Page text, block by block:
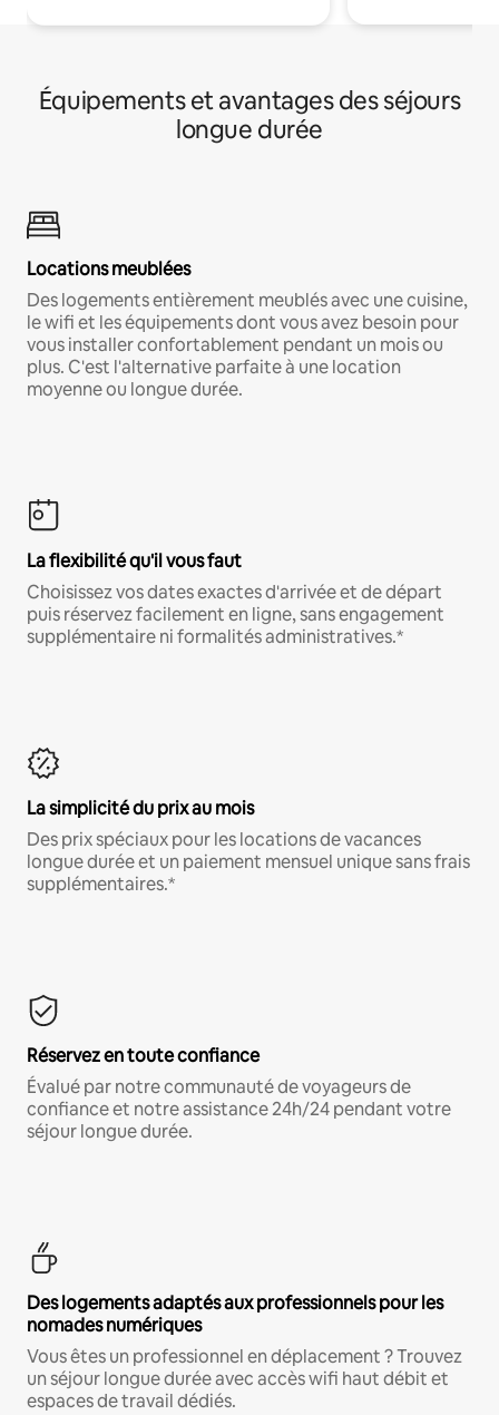
Équipements et avantages des séjours
longue durée
Locations meublées
Des logements entièrement meublés avec une cuisine,
le wifi et les équipements dont vous avez besoin pour
vous installer confortablement pendant un mois ou
plus. C'est l'alternative parfaite à une location
moyenne ou longue durée.
La flexibilité qu'il vous faut
Choisissez vos dates exactes d'arrivée et de départ
puis réservez facilement en ligne, sans engagement
supplémentaire ni formalités administratives.*
La simplicité du prix au mois
Des prix spéciaux pour les locations de vacances
longue durée et un paiement mensuel unique sans frais
supplémentaires.*
Réservez en toute confiance
Évalué par notre communauté de voyageurs de
confiance et notre assistance 24h/24 pendant votre
séjour longue durée.
Des logements adaptés aux professionnels pour les
nomades numériques
Vous êtes un professionnel en déplacement ? Trouvez
un séjour longue durée avec accès wifi haut débit et
espaces de travail dédiés.